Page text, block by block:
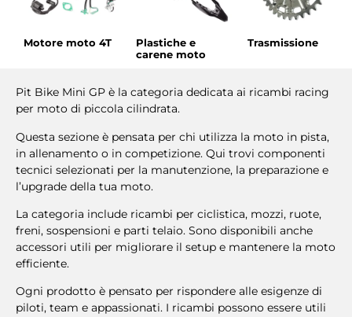
Motore moto 4T
Plastiche e
carene moto
Trasmissione
Pit Bike Mini GP è la categoria dedicata ai ricambi racing
per moto di piccola cilindrata.
Questa sezione è pensata per chi utilizza la moto in pista,
in allenamento o in competizione. Qui trovi componenti
tecnici selezionati per la manutenzione, la preparazione e
l’upgrade della tua moto.
La categoria include ricambi per ciclistica, mozzi, ruote,
freni, sospensioni e parti telaio. Sono disponibili anche
accessori utili per migliorare il setup e mantenere la moto
efficiente.
Ogni prodotto è pensato per rispondere alle esigenze di
piloti, team e appassionati. I ricambi possono essere utili